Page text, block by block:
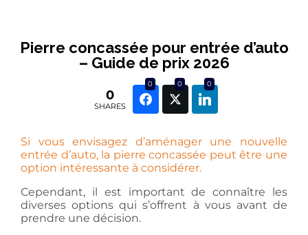
Pierre concassée pour entrée d’auto
– Guide de prix 2026
0
SHARES
0 0 0
Si vous envisagez d’aménager une nouvelle
entrée d’auto, la pierre concassée peut être une
option intéressante à considérer.
Cependant, il est important de connaître les
diverses options qui s’offrent à vous avant de
prendre une décision.